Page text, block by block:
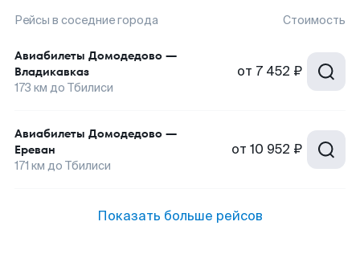
Рейсы в соседние города Стоимость
Авиабилеты Домодедово —
Владикавказ
173 км до Тбилиси
от 7 452 ₽
Авиабилеты Домодедово —
Ереван
171 км до Тбилиси
от 10 952 ₽
Показать больше рейсов